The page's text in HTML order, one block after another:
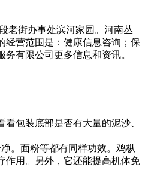
老街办事处滨河家园。河南丛
经营范围是：健康信息咨询；保
有限公司更多信息和资讯。
包装底部是否有大量的泥沙、
。面粉等都有同样功效。鸡枞
作用。另外，它还能提高机体免